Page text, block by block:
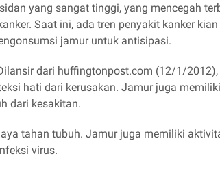
yang sangat tinggi, yang mencegah
Saat ini, ada tren penyakit kanker
jamur untuk antisipasi.
dari huffingtonpost.com (12/1/
hati dari kerusakan. Jamur juga
dari kesakitan.
tahan tubuh. Jamur juga memiliki
virus.